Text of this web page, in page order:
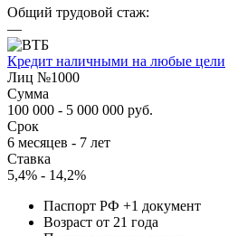
Общий трудовой стаж:
—
Кредит наличными на любые цели
Лиц №1000
Сумма
100 000 - 5 000 000 руб.
Срок
6 месяцев - 7 лет
Ставка
5,4% - 14,2%
Паспорт РФ +1 документ
Возраст от 21 года